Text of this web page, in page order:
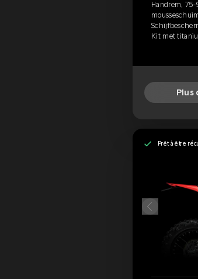
Handrem, 75-
Kit met
Plus
Prêt à être